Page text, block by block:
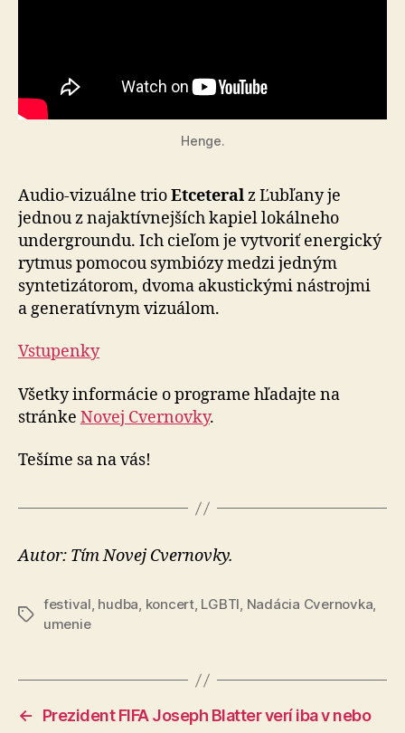
Henge.
Audio-vizuálne trioEtceteralz Ľubľany je
jednou z najaktívnejších kapiel lokálneho
undergroundu. Ich cieľom je vytvoriť energický
rytmus pomocou symbiózy medzi jedným
syntetizátorom, dvoma akustickými nástrojmi
a generatívnym vizuálom.
Vstupenky
Všetky informácie o programe hľadajte na
stránke Novej Cvernovky.
Tešíme sa na vás!
Autor: Tím Novej Cvernovky.
Značky
festival, hudba, koncert, LGBTI, Nadácia Cvernovka,
umenie
←
Prezident FIFA Joseph Blatter verí iba v nebo